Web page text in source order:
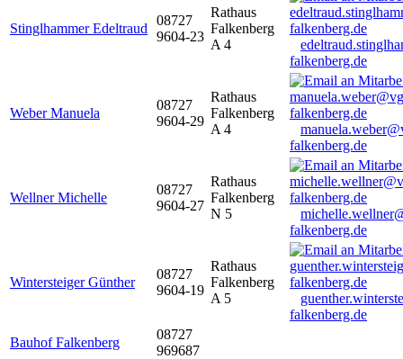
Stinglhammer Edeltraud
08727
9604-23
Rathaus
Falkenberg
A 4
falkenberg.de
Weber Manuela
08727
9604-29
Rathaus
Falkenberg
A 4
falkenberg.de
Wellner Michelle
08727
9604-27
Rathaus
Falkenberg
N 5
falkenberg.de
Wintersteiger Günther
08727
9604-19
Rathaus
Falkenberg
A 5
falkenberg.de
Bauhof Falkenberg
08727
969687